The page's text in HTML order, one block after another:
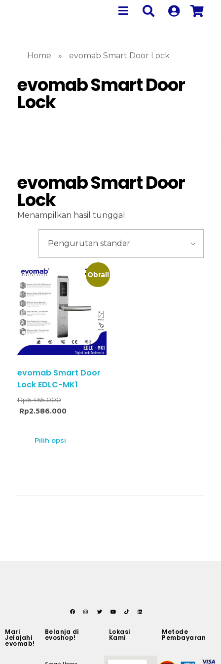
Home » evomab Smart Door Lock
evomab Smart Door
Lock
evomab Smart Door
Lock
Menampilkan hasil tunggal
Obral!
evomab Smart Door
Lock EDLC-MK1
Rp6.465.000
Rp2.586.000
Pilih opsi
Mari
Jelajahi
evomab!
Belanja di
evoshop!
Lokasi
Kami
Metode
Pembayaran